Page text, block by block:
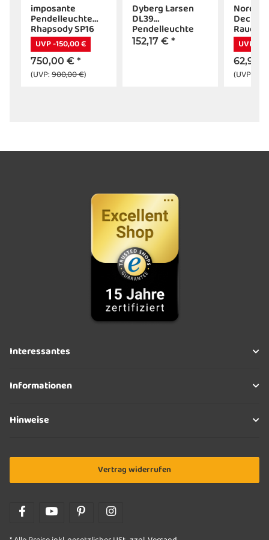
imposante
Pendelleuchte
Rhapsody SP16
schwarz
UVP -150,00 €
750,00 € *
(UVP:900,00 €)
Dyberg Larsen
DL39
Pendelleuchte
rauchglas
schwarz
152,17 € * UVP -
62,96
(UVP:
Interessantes
Informationen
Hinweise
Vertrag widerrufen